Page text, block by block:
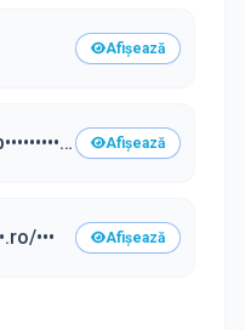
Afișează
Afișează
••• Afișează